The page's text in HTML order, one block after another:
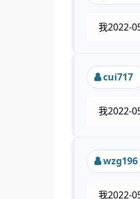
我2022-
cui717
我2022-
wzg196
我2022-